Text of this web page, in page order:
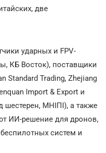
две
ударных и FPV-
КБ Восток), поставщики
Standard Trading, Zhejiang
Import & Export и
МНІПІ), а также
ИИ-решение для дронов,
систем и